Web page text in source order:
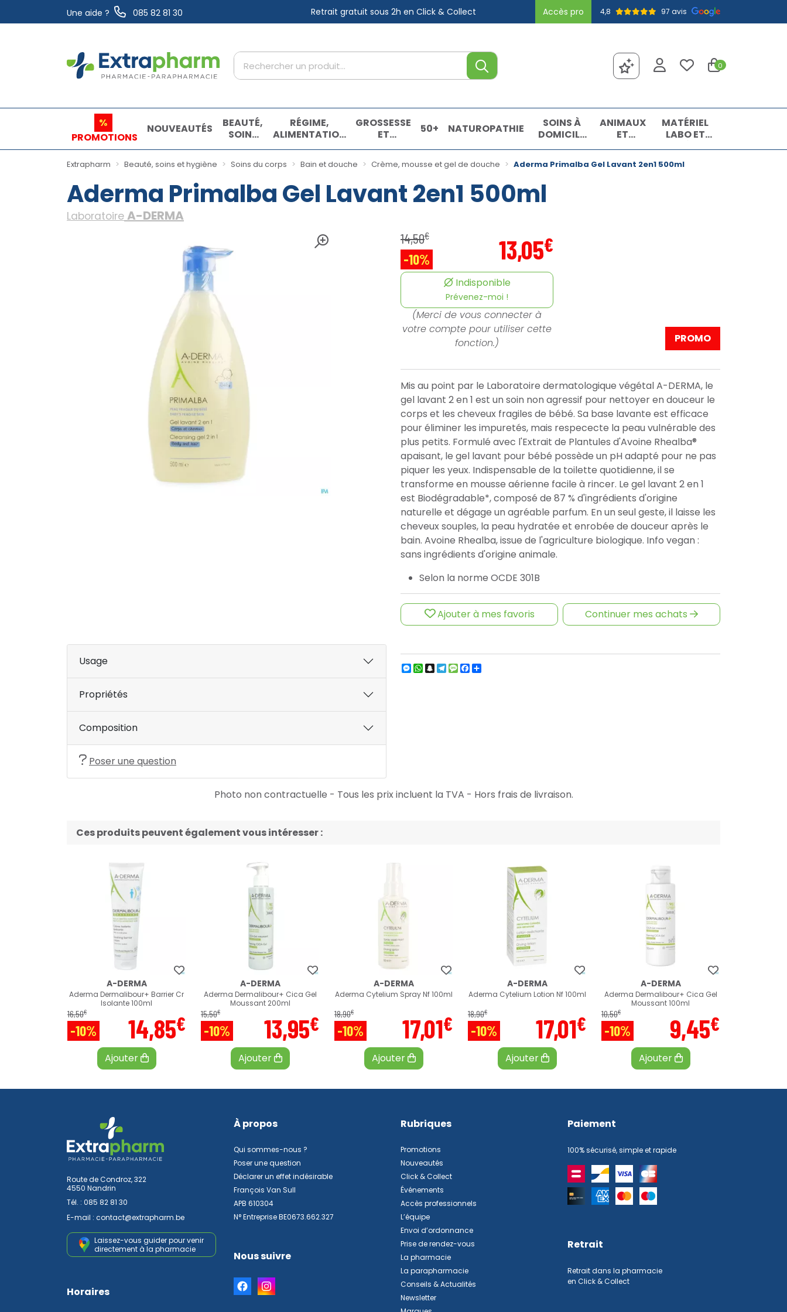
Une aide ? 085 82 81 30 Retrait gratuit sous 2h en Click & Collect Accès pro 4,8 97 avis
Extrapharm Votre pharmacie en ligne à votre service 0
%
PROMOTIONS
NOUVEAUTÉS
BEAUTÉ,
SOINS
ET
RÉGIME,
ALIMENTATION
& VITAMINES
GROSSESSE
ET
ENFANTS
50+ NATUROPATHIE
SOINS À
DOMICILE
ET
PREMIERS
SOINS
ANIMAUX
ET
INSECTES
MATÉRIEL
LABO ET
MATIÈRES
Extrapharm Beauté, soins et hygiène Soins du corps Bain et douche Crème, mousse et gel de douche Aderma Primalba Gel Lavant 2en1 500ml
Aderma Primalba Gel Lavant 2en1 500ml
Laboratoire A-DERMA
14,50€
-10% 13,05€
Indisponible
Prévenez-moi !
(Merci de vous connecter à
votre compte pour utiliser cette
fonction.)
PROMO
Mis au point par le Laboratoire dermatologique végétal A-DERMA, le
gel lavant 2 en 1 est un soin non agressif pour nettoyer en douceur le
corps et les cheveux fragiles de bébé. Sa base lavante est efficace
pour éliminer les impuretés, mais respececte la peau vulnérable des
plus petits. Formulé avec l'Extrait de Plantules d'Avoine Rhealba®
apaisant, le gel lavant pour bébé possède un pH adapté pour ne pas
piquer les yeux. Indispensable de la toilette quotidienne, il se
transforme en mousse aérienne facile à rincer. Le gel lavant 2 en 1
est Biodégradable*, composé de 87 % d'ingrédients d'origine
naturelle et dégage un agréable parfum. En un seul geste, il laisse les
cheveux souples, la peau hydratée et enrobée de douceur après le
bain. Avoine Rhealba, issue de l'agriculture biologique. Info vegan :
sans ingrédients d'origine animale.
Selon la norme OCDE 301B
Ajouter à mes favoris Continuer mes achats
Usage
Propriétés
Composition
Poser une question
Messenger
WhatsApp
Snapchat
Telegram
Message
Facebook
Photo non contractuelle - Tous les prix incluent la TVA - Hors frais de livraison.
Ces produits peuvent également vous intéresser :
A-DERMA
Aderma Dermalibour+ Barrier Cr
Isolante 100ml
16,50€
-10% 14,85€
Ajouter
A-DERMA
Aderma Dermalibour+ Cica Gel
Moussant 200ml
15,50€
-10% 13,95€
Ajouter
A-DERMA
Aderma Cytelium Spray Nf 100ml
18,90€
-10% 17,01€
Ajouter
A-DERMA
Aderma Cytelium Lotion Nf 100ml
18,90€
-10% 17,01€
Ajouter
A-DERMA
Aderma Dermalibour+ Cica Gel
Moussant 100ml
10,50€
-10% 9,45€
Ajouter
Route de Condroz, 322
4550 Nandrin
Tél. : 085 82 81 30
E-mail : contact@extrapharm.be
Laissez-vous guider pour venir
directement à la pharmacie
Horaires
À propos
Qui sommes-nous ?
Poser une question
Déclarer un effet indésirable
François Van Sull
APB 610304
N° Entreprise BE0673.662.327
Nous suivre
Rubriques
Promotions
Nouveautés
Click & Collect
Événements
Accès professionnels
L’équipe
Envoi d’ordonnance
Prise de rendez-vous
La pharmacie
La parapharmacie
Conseils & Actualités
Newsletter
Paiement
100% sécurisé, simple et rapide
Retrait
Retrait dans la pharmacie
en Click & Collect